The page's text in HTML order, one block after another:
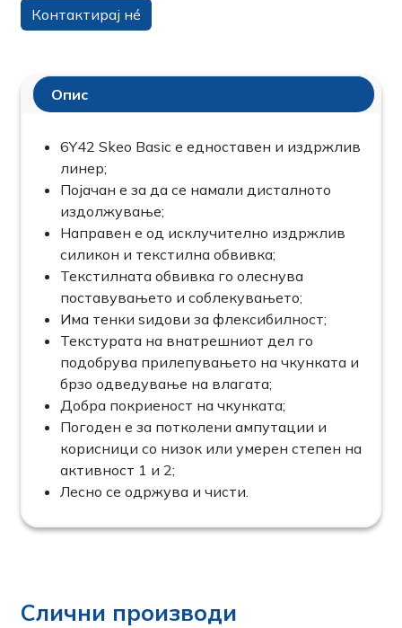
Контактирај нé
Опис
6Y42 Skeo Basic е едноставен и издржлив
линер;
Појачан е за да се намали дисталното
издолжување;
Направен е од исклучително издржлив
силикон и текстилна обвивка;
Текстилната обвивка го олеснува
поставувањето и соблекувањето;
Има тенки sидови за флексибилност;
Текстурата на внатрешниот дел го
подобрува прилепувањето на чкунката и
брзо одведување на влагата;
Добра покриеност на чкунката;
Погоден е за потколени ампутации и
корисници со низок или умерен степен на
активност 1 и 2;
Лесно се одржува и чисти.
Слични производи